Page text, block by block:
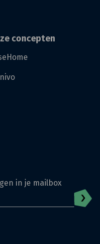
concepten
in je mailbox